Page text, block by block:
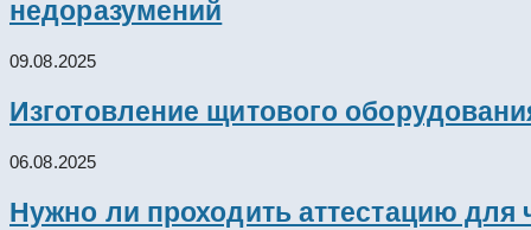
недоразумений
09.08.2025
Изготовление щитового
06.08.2025
Нужно ли проходить аттестацию для